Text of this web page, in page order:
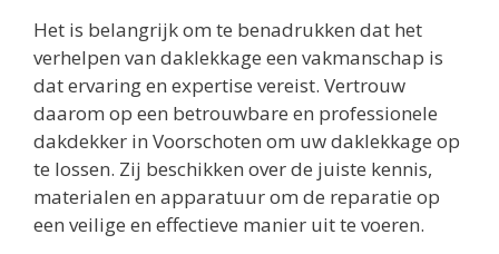
Het is belangrijk om te benadrukken dat het
verhelpen van daklekkage een vakmanschap is
dat ervaring en expertise vereist. Vertrouw
daarom op een betrouwbare en professionele
dakdekker in Voorschoten om uw daklekkage op
te lossen. Zij beschikken over de juiste kennis,
materialen en apparatuur om de reparatie op
een veilige en effectieve manier uit te voeren.